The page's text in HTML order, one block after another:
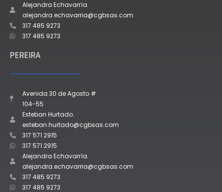
Alejandra Echavarría.
alejandra.echavarria@cgbsas.com
317 485 9273
317 485 9273
PEREIRA
Avenida 30 de Agosto #
104-55
Esteban Hurtado.
esteban.hurtado@cgbsas.com
317 571 2915
317 571 2915
Alejandra Echavarría.
alejandra.echavarria@cgbsas.com
317 485 9273
317 485 9273